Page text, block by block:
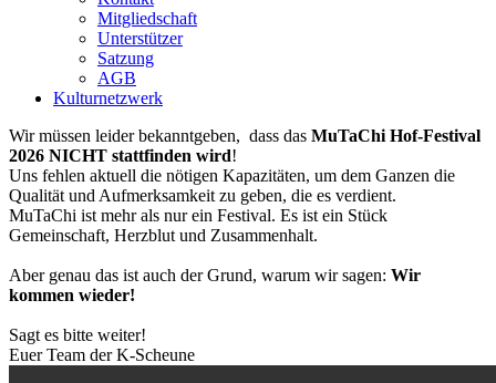
Mitgliedschaft
Unterstützer
Satzung
AGB
Kulturnetzwerk
Wir müssen leider bekanntgeben, dass das MuTaChi Hof-Festival
2026 NICHT stattfinden wird!
Uns fehlen aktuell die nötigen Kapazitäten, um dem Ganzen die
Qualität und Aufmerksamkeit zu geben, die es verdient.
MuTaChi ist mehr als nur ein Festival. Es ist ein Stück
Gemeinschaft, Herzblut und Zusammenhalt.
Aber genau das ist auch der Grund, warum wir sagen: Wir
kommen wieder!
Sagt es bitte weiter!
Euer Team der K-Scheune